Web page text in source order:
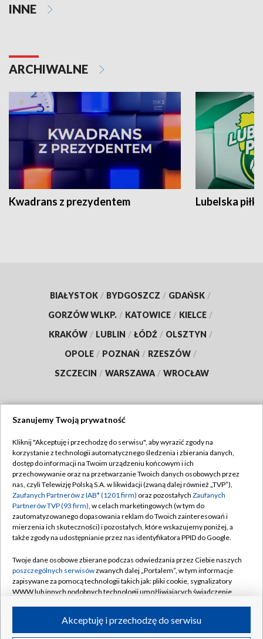
INNE
ARCHIWALNE
Kwadrans z prezydentem Lubelska piłka
BIAŁYSTOK / BYDGOSZCZ / GDAŃSK /
GORZÓW WLKP. / KATOWICE / KIELCE /
KRAKÓW / LUBLIN / ŁÓDŹ / OLSZTYN /
OPOLE / POZNAŃ / RZESZÓW /
SZCZECIN / WARSZAWA / WROCŁAW
TVP
Abonament TVP
Emisja w TVP
Centrum informacji TVP
Naziemna Telewizja Cyfrowa
Rada Programowa
System NOS
Informacje o nadawcy
Program dla prasy
Regulamin TVP
Polityka prywatności
Moje zgody
Pomoc
Kontakt
Kanały
Szanujemy Twoją prywatność
Kliknij "Akceptuję i przechodzę do serwisu", aby wyrazić zgody na
korzystanie z technologii automatycznego śledzenia i zbierania danych,
dostęp do informacji na Twoim urządzeniu końcowym i ich
przechowywanie oraz na przetwarzanie Twoich danych osobowych przez
nas, czyli Telewizję Polską S.A. w likwidacji (zwaną dalej również „TVP”),
Zaufanych Partnerów z IAB* (1201 firm) oraz pozostałych Zaufanych
Partnerów TVP (93 firm), w celach marketingowych (w tym do
zautomatyzowanego dopasowania reklam do Twoich zainteresowań i
mierzenia ich skuteczności) i pozostałych, które wskazujemy poniżej, a
także zgody na udostępnianie przez nas identyfikatora PPID do Google.
Twoje dane osobowe zbierane podczas odwiedzania przez Ciebie naszych
poszczególnych serwisówzwanych dalej „Portalem”, w tym informacje
zapisywane za pomocą technologii takich jak: pliki cookie, sygnalizatory
WWW lub innych podobnych technologii umożliwiających świadczenie
ruchu w Internecie.Akceptuję i przechodzę do serwisu